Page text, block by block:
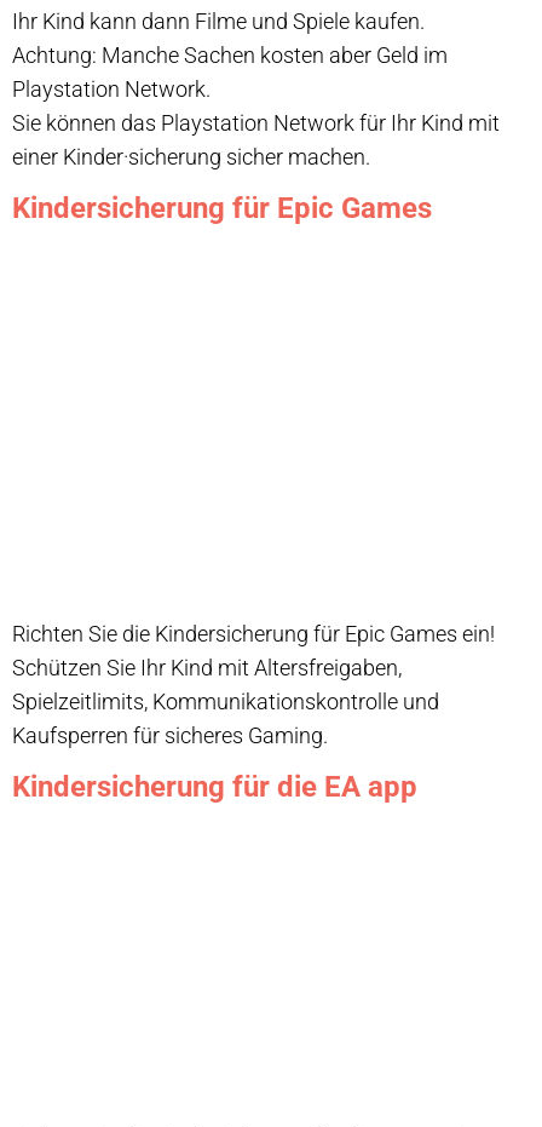
Ihr Kind kann dann Filme und Spiele kaufen.
Achtung: Manche Sachen kosten aber Geld im
Playstation Network.
Sie können das Playstation Network für Ihr Kind mit
einer Kinder·sicherung sicher machen.
Kindersicherung für Epic Games
Richten Sie die Kindersicherung für Epic Games ein!
Schützen Sie Ihr Kind mit Altersfreigaben,
Spielzeitlimits, Kommunikationskontrolle und
Kaufsperren für sicheres Gaming.
Kindersicherung für die EA app